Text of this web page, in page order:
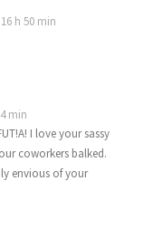
h 50 min
min
I love your sassy
coworkers balked.
envious of your